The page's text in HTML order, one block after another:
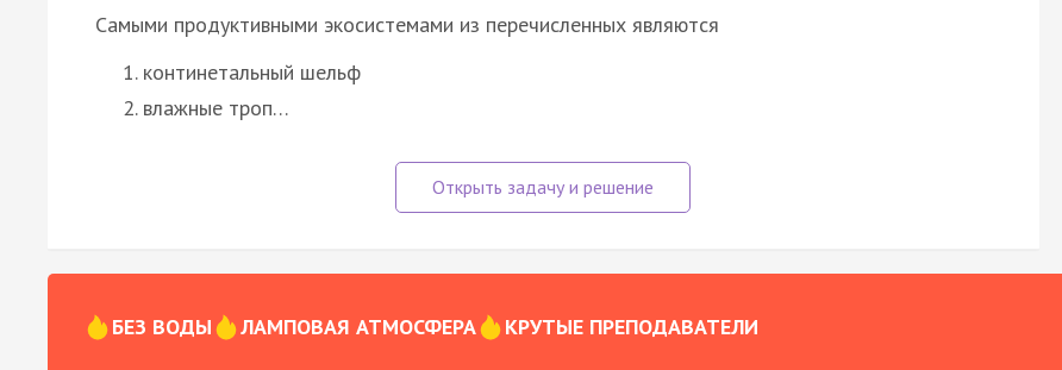
Самыми продуктивными экосистемами из перечисленных являются
континетальный шельф
влажные троп…
БЕЗ ВОДЫ ЛАМПОВАЯ АТМОСФЕРА КРУТЫЕ ПРЕПОДАВАТЕЛИ